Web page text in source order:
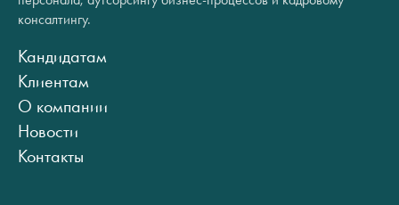
консалтингу.
Кандидатам
Клиентам
О компании
Новости
Контакты